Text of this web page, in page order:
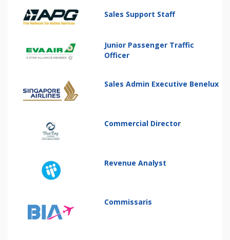
Sales Support Staff
Junior Passenger Traffic
Officer
Sales Admin Executive Benelux
Commercial Director
Revenue Analyst
Commissaris